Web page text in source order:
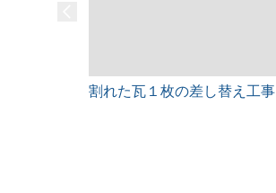
割れた瓦１枚の差し替え工事